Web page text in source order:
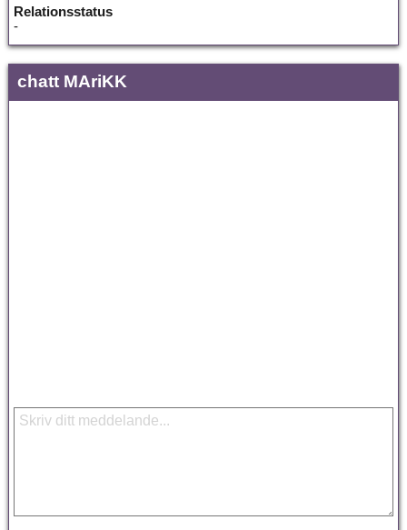
Relationsstatus
-
chatt MAriKK